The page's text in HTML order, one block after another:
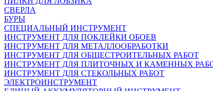
СВЕРЛА
БУРЫ
СПЕЦИАЛЬНЫЙ ИНСТРУМЕНТ
ИНСТРУМЕНТ ДЛЯ ПОКЛЕЙКИ ОБОЕВ
ИНСТРУМЕНТ ДЛЯ МЕТАЛЛООБРАБОТКИ
ИНСТРУМЕНТ ДЛЯ ОБЩЕСТРОИТЕЛЬНЫХ РАБОТ
ИНСТРУМЕНТ ДЛЯ ПЛИТОЧНЫХ И КАМЕННЫХ
ИНСТРУМЕНТ ДЛЯ СТЕКОЛЬНЫХ РАБОТ
ЭЛЕКТРОИНСТРУМЕНТ